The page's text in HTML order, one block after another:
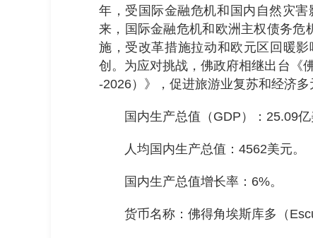
年，受国际金融危机和国内自然灾
来，国际金融危机和欧洲主权债务危
施，受改革措施拉动和欧元区回暖
创。为应对挑战，佛政府相继出台《
-2026）》，促进旅游业复苏和经济
国内生产总值（GDP）：25.09亿
人均国内生产总值：4562美元。
国内生产总值增长率：6%。
货币名称：佛得角埃斯库多（